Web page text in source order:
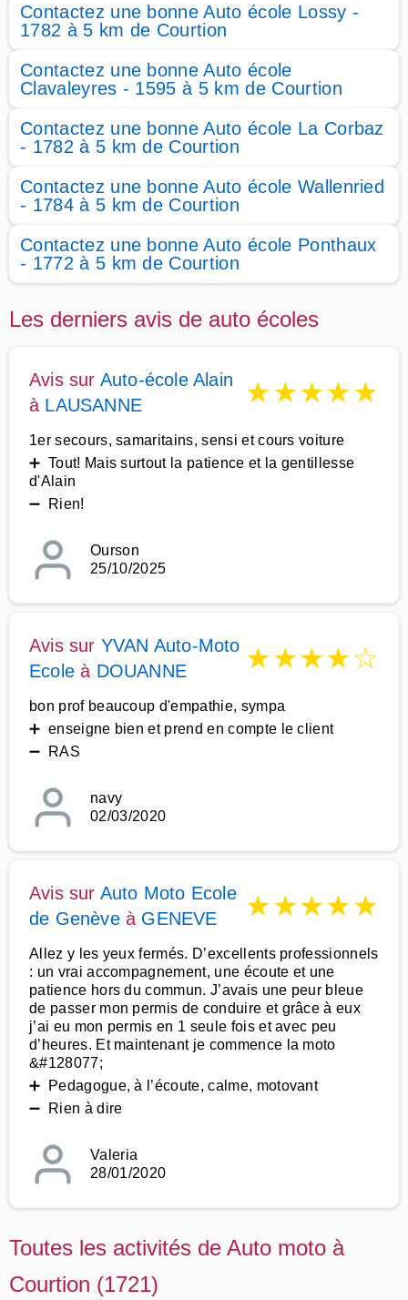
Contactez une bonne Auto école Lossy -
1782 à 5 km de Courtion
Contactez une bonne Auto école
Clavaleyres - 1595 à 5 km de Courtion
Contactez une bonne Auto école La Corbaz
- 1782 à 5 km de Courtion
Contactez une bonne Auto école Wallenried
- 1784 à 5 km de Courtion
Contactez une bonne Auto école Ponthaux
- 1772 à 5 km de Courtion
Les derniers avis de auto écoles
Avis sur Auto-école Alain
à LAUSANNE ★★★★★
1er secours, samaritains, sensi et cours voiture
➕ Tout! Mais surtout la patience et la gentillesse
d'Alain
➖ Rien!
Ourson
25/10/2025
Avis sur YVAN Auto-Moto
Ecole à DOUANNE ★★★★☆
bon prof beaucoup d'empathie, sympa
➕ enseigne bien et prend en compte le client
➖ RAS
navy
02/03/2020
Avis sur Auto Moto Ecole
de Genèveà GENEVE ★★★★★
Allez y les yeux fermés. D’excellents professionnels
: un vrai accompagnement, une écoute et une
patience hors du commun. J’avais une peur bleue
de passer mon permis de conduire et grâce à eux
j’ai eu mon permis en 1 seule fois et avec peu
d’heures. Et maintenant je commence la moto
&#128077;
➕ Pedagogue, à l’écoute, calme, motovant
➖ Rien à dire
Valeria
28/01/2020
Toutes les activités de Auto moto à
Courtion (1721)